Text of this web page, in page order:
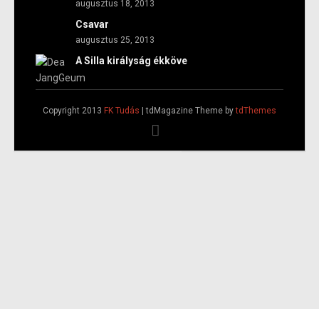
augusztus 18, 2013
Csavar
augusztus 25, 2013
A Silla királyság ékköve
Copyright 2013 FK Tudás | tdMagazine Theme bytdThemes